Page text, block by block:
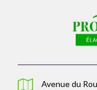
Avenue du